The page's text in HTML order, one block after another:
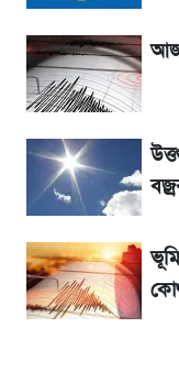
একদিনের
ড. ইউনূস বনাম
কাদের সিদ্দিকী